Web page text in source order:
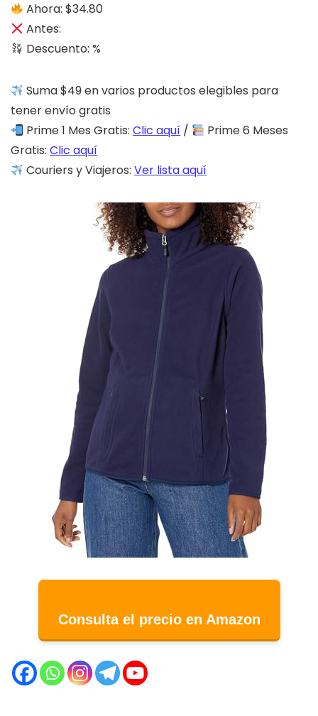
Ahora: $34.80
Antes:
Descuento: %
Suma $49 en varios productos elegibles para
tener envío gratis
Prime 1 Mes Gratis:Clic aquí /
Prime 6 Meses
Gratis: Clic aquí
Couriers y Viajeros:Ver lista aquí
Consulta el precio en Amazon